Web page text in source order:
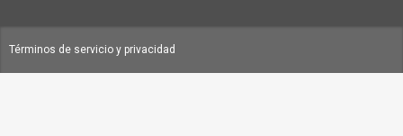
Términos de servicio y privacidad